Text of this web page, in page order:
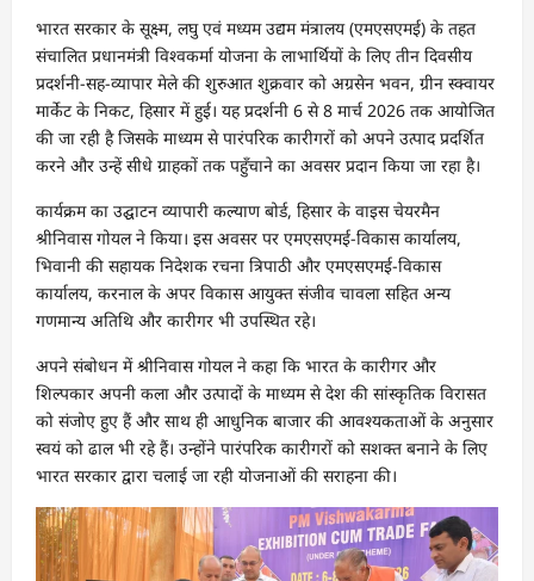
भारत सरकार के सूक्ष्म, लघु एवं मध्यम उद्यम मंत्रालय (एमएसएमई) के तहत
संचालित प्रधानमंत्री विश्वकर्मा योजना के लाभार्थियों के लिए तीन दिवसीय
प्रदर्शनी-सह-व्यापार मेले की शुरुआत शुक्रवार को अग्रसेन भवन, ग्रीन स्क्वायर
मार्केट के निकट, हिसार में हुई। यह प्रदर्शनी 6 से 8 मार्च 2026 तक आयोजित
की जा रही है जिसके माध्यम से पारंपरिक कारीगरों को अपने उत्पाद प्रदर्शित
करने और उन्हें सीधे ग्राहकों तक पहुँचाने का अवसर प्रदान किया जा रहा है।
कार्यक्रम का उद्घाटन व्यापारी कल्याण बोर्ड, हिसार के वाइस चेयरमैन
श्रीनिवास गोयल ने किया। इस अवसर पर एमएसएमई-विकास कार्यालय,
भिवानी की सहायक निदेशक रचना त्रिपाठी और एमएसएमई-विकास
कार्यालय, करनाल के अपर विकास आयुक्त संजीव चावला सहित अन्य
गणमान्य अतिथि और कारीगर भी उपस्थित रहे।
अपने संबोधन में श्रीनिवास गोयल ने कहा कि भारत के कारीगर और
शिल्पकार अपनी कला और उत्पादों के माध्यम से देश की सांस्कृतिक विरासत
को संजोए हुए हैं और साथ ही आधुनिक बाजार की आवश्यकताओं के अनुसार
स्वयं को ढाल भी रहे हैं। उन्होंने पारंपरिक कारीगरों को सशक्त बनाने के लिए
भारत सरकार द्वारा चलाई जा रही योजनाओं की सराहना की।